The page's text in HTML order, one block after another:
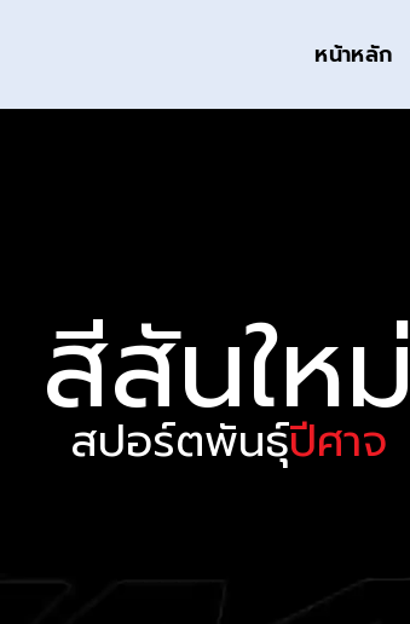
หน้าหลัก
สีสันใหม่
สปอร์ตพันธุ์ปีศาจ